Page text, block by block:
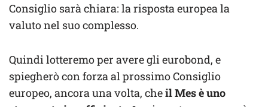
Consiglio sarà chiara: la risposta europea la
valuto nel suo complesso.
Quindi lotteremo per avere gli eurobond, e
spiegherò con forza al prossimo Consiglio
europeo, ancora una volta, cheil Mes è uno